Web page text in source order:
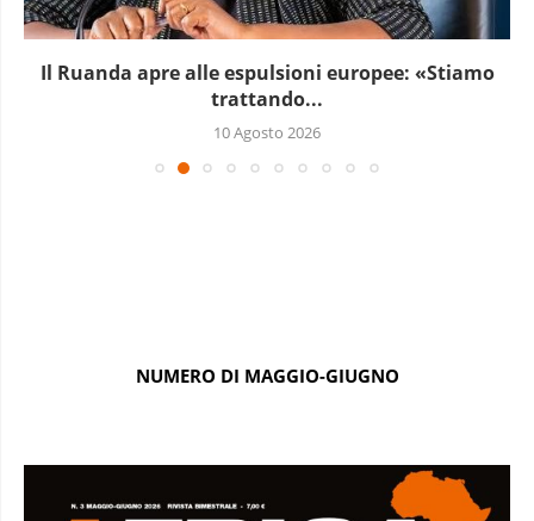
Il Ruanda apre alle espulsioni europee: «Stiamo
trattando...
10 Agosto 2026
NUMERO DI MAGGIO-GIUGNO